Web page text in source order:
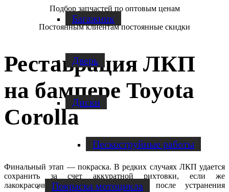
Багажник
Дверь
Диски
Пескоструйные работы
Покраска мотоцикла
Подбор запчастей по оптовым ценам
Постоянным клиентам постоянные скидки
Реставрация ЛКП
на бампере Toyota
Corolla
Финальный этап — покраска. В редких случаях ЛКП удается
сохранить за счет аккуратной рихтовки, если же
лакокрасочный слой пострадал, то после устранения